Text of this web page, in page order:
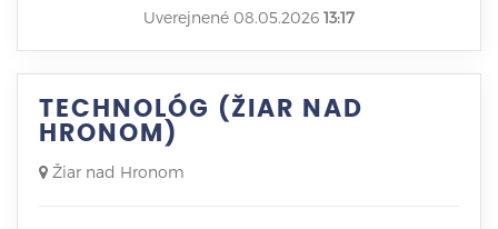
Uverejnené 08.05.2026 13:17
TECHNOLÓG (ŽIAR NAD
HRONOM)
Žiar nad Hronom